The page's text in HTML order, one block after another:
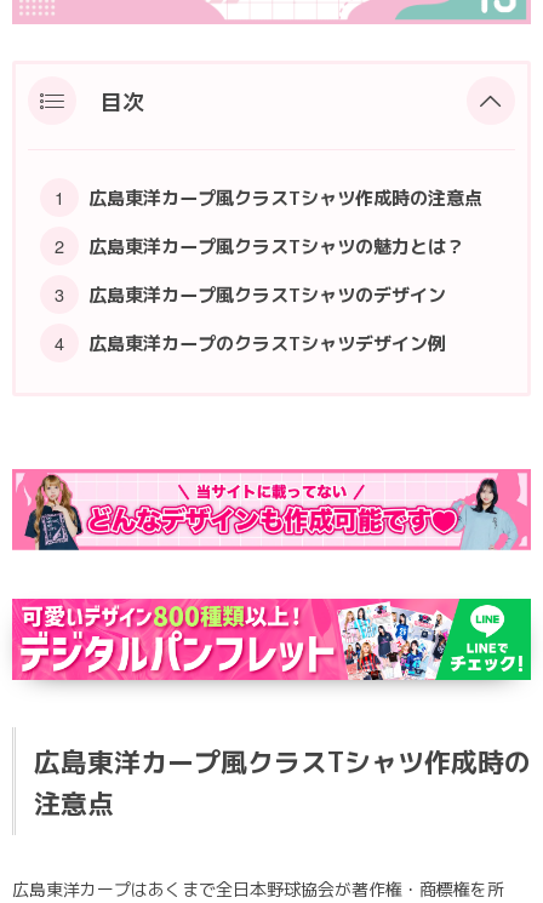
目次
広島東洋カープ風クラスTシャツ作成時の注意点
広島東洋カープ風クラスTシャツの魅力とは？
広島東洋カープ風クラスTシャツのデザイン
広島東洋カープのクラスTシャツデザイン例
広島東洋カープ風クラスTシャツ作成時の
注意点
広島東洋カープはあくまで全日本野球協会が著作権・商標権を所
パーカー・スウェット
部活動
ニュース